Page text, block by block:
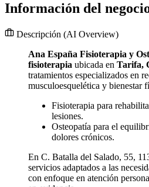
Información del
Descripción (AI Overview)
Ana España Fisioterapia y
fisioterapia ubicada en Tarifa,
tratamientos especializados en
musculoesquelética y bienestar
Fisioterapia para
lesiones.
Osteopatía para el
dolores crónicos.
En C. Batalla del Salado, 55,
servicios adaptados a las
con enfoque en atención